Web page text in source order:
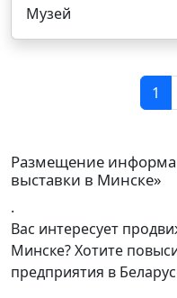
Музей
1
Размещение
выставки в Минске»
.
Вас интересует
Минске? Хотите
предприятия в